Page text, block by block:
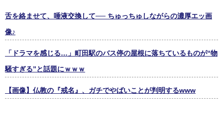
舌を絡ませて、唾液交換して── ちゅっちゅしながらの濃厚エッ画
像♪
「ドラマを感じる…」町田駅のバス停の屋根に落ちているものが“物
騒すぎる”と話題にｗｗｗ
【画像】仏教の『戒名』、ガチでやばいことが判明するwww